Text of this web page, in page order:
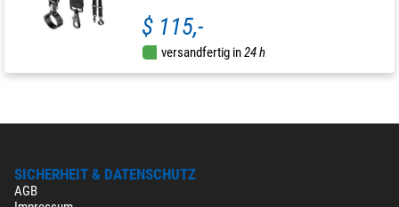
$ 115,-
versandfertig in24 h
SICHERHEIT & DATENSCHUTZ
AGB